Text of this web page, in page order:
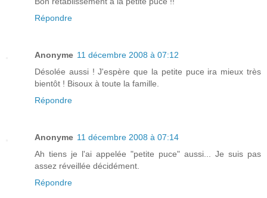
Répondre
Anonyme 11 décembre 2008 à 07:12
Désolée aussi ! J'espère que la petite puce ira mieux très
bientôt ! Bisoux à toute la famille.
Répondre
Anonyme 11 décembre 2008 à 07:14
Ah tiens je l'ai appelée "petite puce" aussi... Je suis pas
assez réveillée décidément.
Répondre